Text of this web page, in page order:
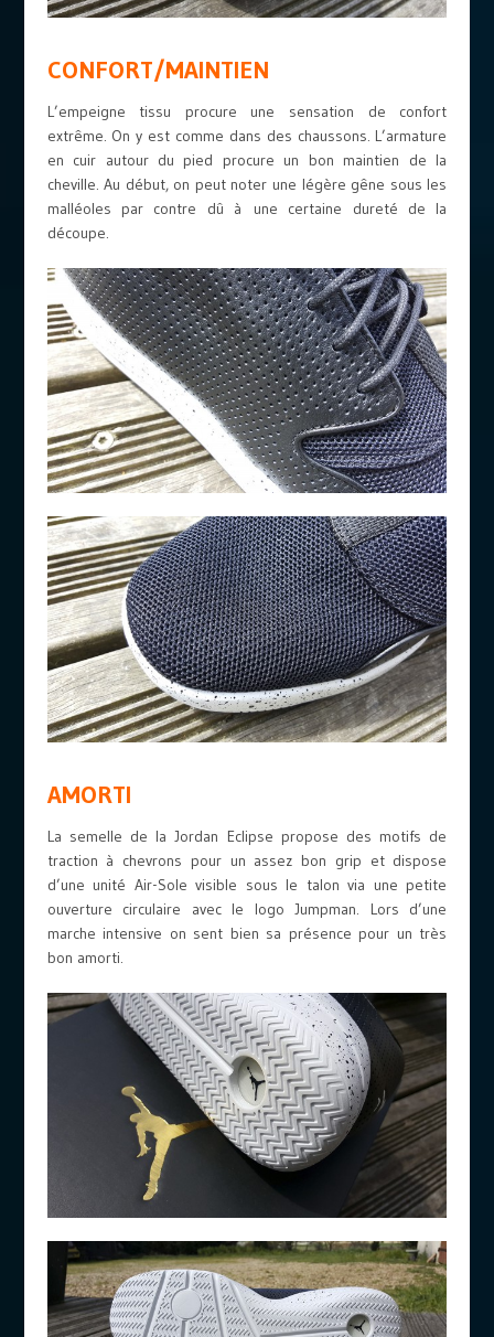
CONFORT/MAINTIEN
L’empeigne tissu procure une sensation de confort
extrême. On y est comme dans des chaussons. L’armature
en cuir autour du pied procure un bon maintien de la
cheville. Au début, on peut noter une légère gêne sous les
malléoles par contre dû à une certaine dureté de la
découpe.
AMORTI
La semelle de la Jordan Eclipse propose des motifs de
traction à chevrons pour un assez bon grip et dispose
d’une unité Air-Sole visible sous le talon via une petite
ouverture circulaire avec le logo Jumpman. Lors d’une
marche intensive on sent bien sa présence pour un très
bon amorti.